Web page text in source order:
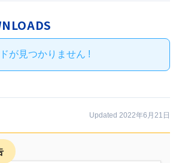
が見つかりません !
Updated 2022年6月21日